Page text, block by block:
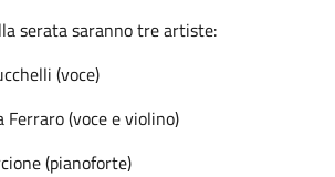
serata saranno tre artiste:
(voce)
Ferraro (voce e violino)
(pianoforte)